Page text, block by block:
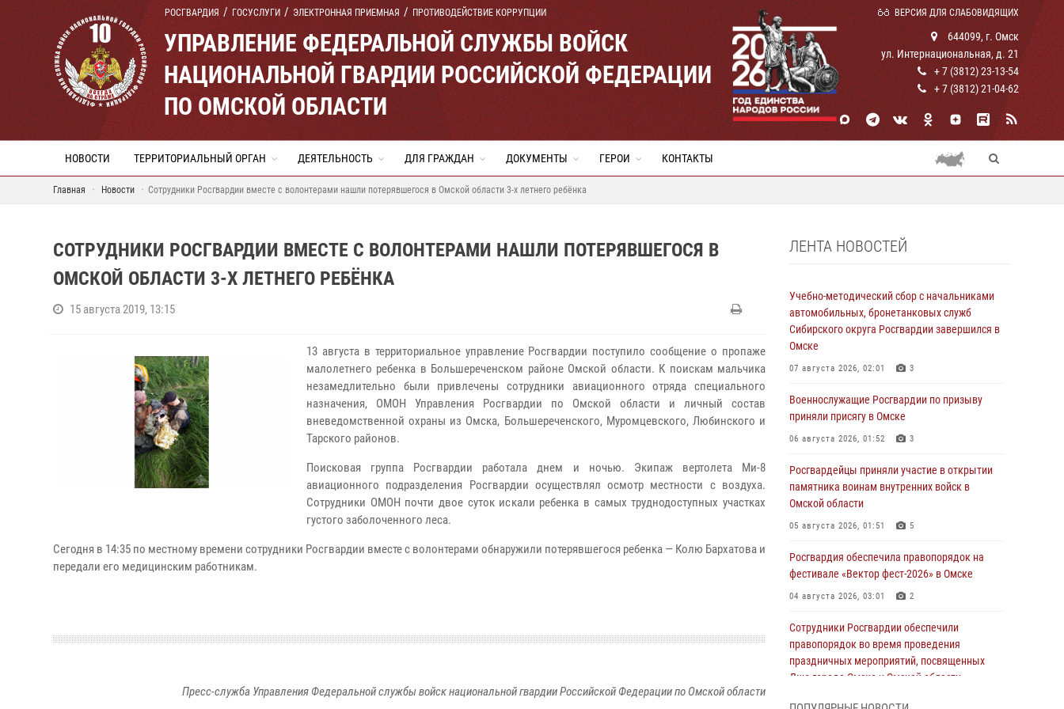
РОСГВАРДИЯ ГОСУСЛУГИ ЭЛЕКТРОННАЯ ПРИЕМНАЯ ПРОТИВОДЕЙСТВИЕ КОРРУПЦИИ ВЕРСИЯ ДЛЯ СЛАБОВИДЯЩИХ
УПРАВЛЕНИЕ ФЕДЕРАЛЬНОЙ СЛУЖБЫ ВОЙСК
НАЦИОНАЛЬНОЙ ГВАРДИИ РОССИЙСКОЙ ФЕДЕРАЦИИ
ПО ОМСКОЙ ОБЛАСТИ
644099, г. Омск
ул. Интернациональная, д. 21
+ 7 (3812) 23-13-54
+ 7 (3812) 21-04-62
НОВОСТИ ТЕРРИТОРИАЛЬНЫЙ ОРГАН ДЕЯТЕЛЬНОСТЬ ДЛЯ ГРАЖДАН ДОКУМЕНТЫ ГЕРОИ КОНТАКТЫ
Главная Новости Сотрудники Росгвардии вместе с волонтерами нашли потерявшегося в Омской области 3-х летнего ребёнка
СОТРУДНИКИ РОСГВАРДИИ ВМЕСТЕ С ВОЛОНТЕРАМИ НАШЛИ ПОТЕРЯВШЕГОСЯ В
ОМСКОЙ ОБЛАСТИ 3-Х ЛЕТНЕГО РЕБЁНКА
15 августа 2019, 13:15
13 августа в территориальное управление Росгвардии поступило сообщение о пропаже
малолетнего ребенка в Большереченском районе Омской области. К поискам мальчика
незамедлительно были привлечены сотрудники авиационного отряда специального
назначения, ОМОН Управления Росгвардии по Омской области и личный состав
вневедомственной охраны из Омска, Большереченского, Муромцевского, Любинского и
Тарского районов.
Поисковая группа Росгвардии работала днем и ночью. Экипаж вертолета Ми-8
авиационного подразделения Росгвардии осуществлял осмотр местности с воздуха.
Сотрудники ОМОН почти двое суток искали ребенка в самых труднодоступных участках
густого заболоченного леса.
Сегодня в 14:35 по местному времени сотрудники Росгвардии вместе с волонтерами обнаружили потерявшегося ребенка — Колю Бархатова и
передали его медицинским работникам.
Пресс-служба Управления Федеральной службы войск национальной гвардии Российской Федерации по Омской области
ЛЕНТА НОВОСТЕЙ
Учебно-методический сбор с начальниками
автомобильных, бронетанковых служб
Сибирского округа Росгвардии завершился в
Омске
07 августа 2026, 02:01 3
Военнослужащие Росгвардии по призыву
приняли присягу в Омске
06 августа 2026, 01:52 3
Росгвардейцы приняли участие в открытии
памятника воинам внутренних войск в
Омской области
05 августа 2026, 01:51 5
Росгвардия обеспечила правопорядок на
фестивале «Вектор фест-2026» в Омске
04 августа 2026, 03:01 2
Сотрудники Росгвардии обеспечили
правопорядок во время проведения
праздничных мероприятий, посвященных
Дню города Омска и Омской области